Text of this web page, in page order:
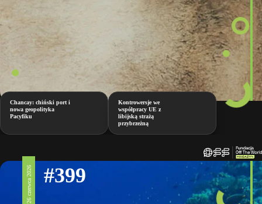
Chancay: chiński port i
nowa geopolityka
Pacyfiku
Kontrowersje we
współpracy UE z
libijską strażą
przybrzeżną
26 czerwca 2026 #399